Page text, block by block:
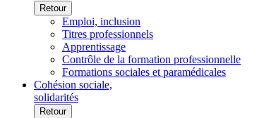
Retour
Emploi, inclusion
Titres professionnels
Apprentissage
Contrôle de la formation professionnelle
Formations sociales et paramédicales
Cohésion sociale,
solidarités
Retour